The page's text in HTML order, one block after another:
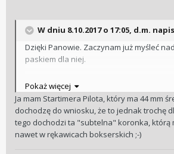
W dniu 8.10.2017 o 17:05, d.m.
Dzięki Panowie. Zaczynam już myśleć
paskiem dla niej.
Szkoda, że Alpina ogólnie nie robi
41,5mm to już chyba graniczny rozmiar
nadgarstek.
Pokaż więcej
Ja mam Startimera Pilota, który ma 44 mm
dochodzę do wniosku, że to jednak trochę
tego dochodzi ta "subtelna" koronka, którą
nawet w rękawicach bokserskich ;-)